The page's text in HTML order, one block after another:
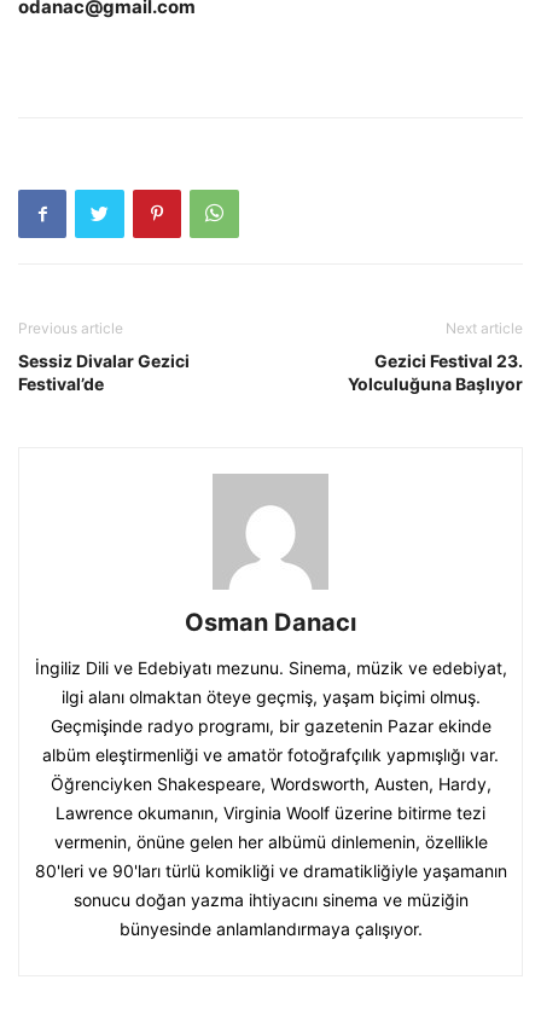
odanac@gmail.com
Previous article
Sessiz Divalar Gezici
Festival’de
Next article
Gezici Festival 23.
Yolculuğuna Başlıyor
Osman Danacı
İngiliz Dili ve Edebiyatı mezunu. Sinema, müzik ve edebiyat,
ilgi alanı olmaktan öteye geçmiş, yaşam biçimi olmuş.
Geçmişinde radyo programı, bir gazetenin Pazar ekinde
albüm eleştirmenliği ve amatör fotoğrafçılık yapmışlığı var.
Öğrenciyken Shakespeare, Wordsworth, Austen, Hardy,
Lawrence okumanın, Virginia Woolf üzerine bitirme tezi
vermenin, önüne gelen her albümü dinlemenin, özellikle
80'leri ve 90'ları türlü komikliği ve dramatikliğiyle yaşamanın
sonucu doğan yazma ihtiyacını sinema ve müziğin
bünyesinde anlamlandırmaya çalışıyor.